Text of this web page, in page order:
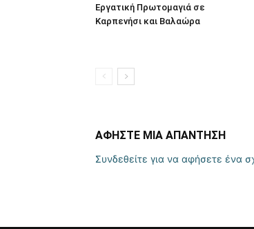
Εργατική Πρωτομαγιά σε
Καρπενήσι και Βαλαώρα
ΑΦΗΣΤΕ ΜΙΑ ΑΠΑΝΤΗΣΗ
Συνδεθείτε για να αφήσετε ένα